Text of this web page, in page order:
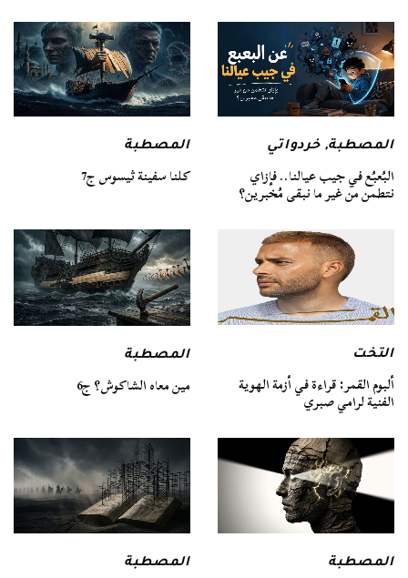
المصطبة,خردواتي
البُعبُع في جيب عيالنا.. فإزاي
نتطمن من غير ما نبقى مُخبرين؟
المصطبة
كلنا سفينة ثيسوس ج7
التخت
ألبوم القمر: قراءة في أزمة الهوية
الفنية لرامي صبري
المصطبة
مين معاه الشاكوش؟ ج6
المصطبة المصطبة